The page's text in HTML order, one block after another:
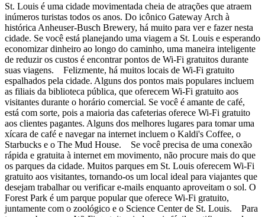
St. Louis é uma cidade movimentada cheia de atrações que atraem
inúmeros turistas todos os anos. Do icônico Gateway Arch à
histórica Anheuser-Busch Brewery, há muito para ver e fazer nesta
cidade. Se você está planejando uma viagem a St. Louis e esperando
economizar dinheiro ao longo do caminho, uma maneira inteligente
de reduzir os custos é encontrar pontos de Wi-Fi gratuitos durante
suas viagens. Felizmente, há muitos locais de Wi-Fi gratuito
espalhados pela cidade. Alguns dos pontos mais populares incluem
as filiais da biblioteca pública, que oferecem Wi-Fi gratuito aos
visitantes durante o horário comercial. Se você é amante de café,
está com sorte, pois a maioria das cafeterias oferece Wi-Fi gratuito
aos clientes pagantes. Alguns dos melhores lugares para tomar uma
xícara de café e navegar na internet incluem o Kaldi's Coffee, o
Starbucks e o The Mud House. Se você precisa de uma conexão
rápida e gratuita à internet em movimento, não procure mais do que
os parques da cidade. Muitos parques em St. Louis oferecem Wi-Fi
gratuito aos visitantes, tornando-os um local ideal para viajantes que
desejam trabalhar ou verificar e-mails enquanto aproveitam o sol. O
Forest Park é um parque popular que oferece Wi-Fi gratuito,
juntamente com o zoológico e o Science Center de St. Louis. Para